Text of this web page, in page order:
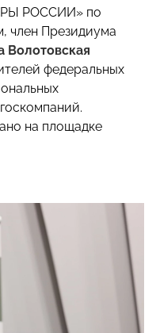
РОССИИ» по
член Президиума
Волотовская
федеральных
на площадке